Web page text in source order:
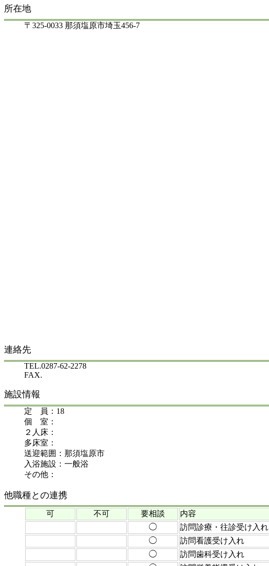
所在地
〒325-0033 那須塩原市埼玉456-7
連絡先
TEL.0287-62-2278
FAX.
施設情報
定 員：18
個 室：
２人床：
多床室：
送迎範囲：那須塩原市
入浴施設：一般浴
その他：
他職種との連携
可 不可 要相談
内容
◯
訪問診療・往診受け入れ
◯
訪問看護受け入れ
◯
訪問歯科受け入れ